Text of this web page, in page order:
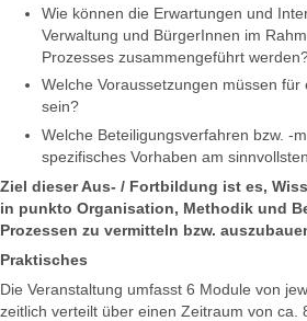
Wie können die Erwartungen und
Verwaltung und BürgerInnen im
Prozesses zusammengeführt
Welche Voraussetzungen müssen für
sein?
Welche Beteiligungsverfahren bzw. -
spezifisches Vorhaben am
Ziel dieser Aus- / Fortbildung ist es,
in punkto Organisation, Methodik und
Prozessen zu vermitteln bzw.
Praktisches
Die Veranstaltung umfasst 6 Module von
zeitlich verteilt über einen Zeitraum von ca.